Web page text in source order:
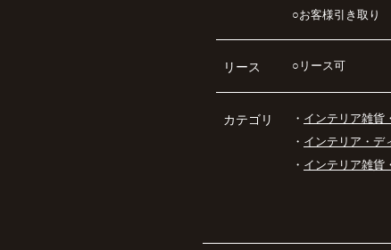
○お客様引き取り
リース ○リース可
カテゴリ ・ インテリア雑貨
・ インテリア・デ
・ インテリア雑貨